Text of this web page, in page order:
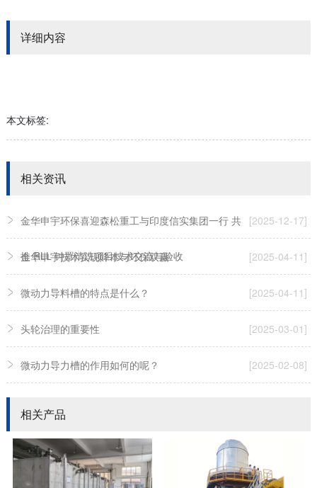
详细内容
本文标签:
相关资讯
[2025-12-17]
金华申宇环保喜迎森松重工与印度信实集团一行 共
推 RLL 钟罩清洗项目技术交流与验收 [2025-04-11]
金华申宇技术实现降本与环保双赢
[2025-04-11]
微动力导料槽的特点是什么？
[2025-03-01]
头轮治理的重要性
[2025-02-08]
微动力导力槽的作用如何的呢？
相关产品